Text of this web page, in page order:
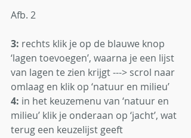
Afb. 2
3: rechts klik je op de blauwe knop
‘lagen toevoegen’, waarna je een lijst
van lagen te zien krijgt ---> scrol naar
omlaag en klik op ‘natuur en milieu’
4: in het keuzemenu van ‘natuur en
milieu’ klik je onderaan op ‘jacht’, wat
terug een keuzelijst geeft